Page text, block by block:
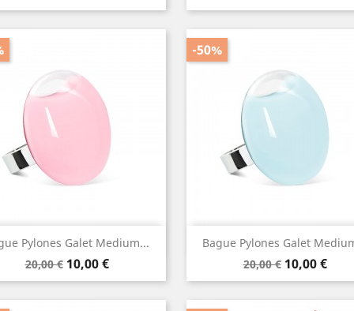
de
de
Pylones Galet Medium...
Prix
de
20,00 € Prix
10,00 €
Aperçu rapide Bague Pylones Galet
Prix
de
20,00 € Prix
10,00 €
-50%
Aperçu rapide